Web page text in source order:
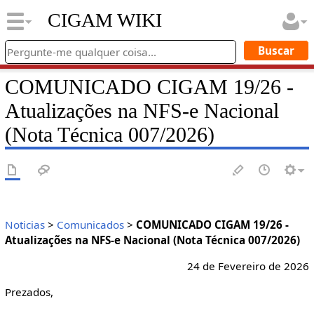
CIGAM WIKI
COMUNICADO CIGAM 19/26 -
Atualizações na NFS-e Nacional
(Nota Técnica 007/2026)
Noticias> Comunicados> COMUNICADO CIGAM 19/26 -
Atualizações na NFS-e Nacional (Nota Técnica 007/2026)
24 de Fevereiro de 2026
Prezados,